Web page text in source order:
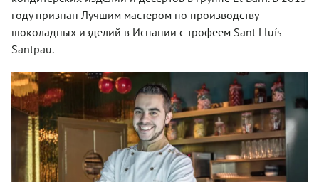
году признан Лучшим мастером по производству
шоколадных изделий в Испании с трофеем Sant Lluís
Santpau.